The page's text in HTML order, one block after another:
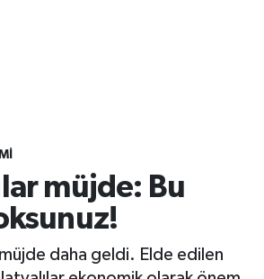
müjde: Bu
daha geldi. Elde edilen